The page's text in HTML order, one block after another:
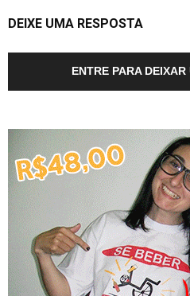
DEIXE UMA RESPOSTA
ENTRE PARA